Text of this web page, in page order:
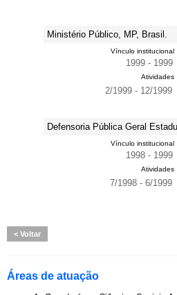
Ministério Público, MP, Brasil.
Vínculo institucional
1999 - 1999
Atividades
2/1999 - 12/1999
Defensoria Pública Geral
Vínculo institucional
1998 - 1999
Atividades
7/1998 - 6/1999
Voltar
Áreas de atuação